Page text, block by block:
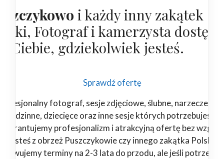
i każdy inny zakątek
Fotograf i kamerzysta
Ciebie, gdziekolwiek jesteś.
Sprawdź ofertę
fotograf, sesje zdjęciowe, ślubne,
rodzinne, dziecięce oraz inne sesje których potrzebujesz.
profesjonalizm i atrakcyjną ofertę bez
jesteś z obrzeż Puszczykowie czy innego zakątka Polski.
terminy na 2-3 lata do przodu, ale jeśli